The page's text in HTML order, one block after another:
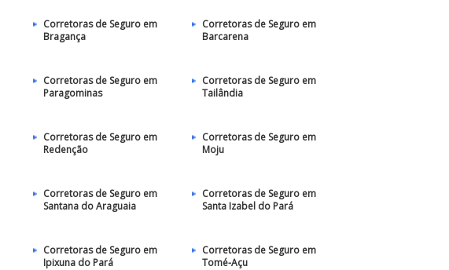
Corretoras de Seguro em
Bragança
Corretoras de Seguro em
Barcarena
Corretoras de Seguro em
Paragominas
Corretoras de Seguro em
Tailândia
Corretoras de Seguro em
Redenção
Corretoras de Seguro em
Moju
Corretoras de Seguro em
Santana do Araguaia
Corretoras de Seguro em
Santa Izabel do Pará
Corretoras de Seguro em
Ipixuna do Pará
Corretoras de Seguro em
Tomé-Açu